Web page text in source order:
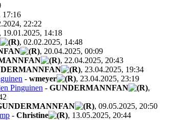
17:16
22:22
, 19.01.2025, 14:18
, 02.02.2025, 14:48
, 20.04.2025, 00:09
, 22.04.2025, 20:43
, 23.04.2025, 19:34
- wmeyer
, 23.04.2025, 23:19
Pinguinen - GUNDERMANNFAN
,
, 09.05.2025, 20:50
- Christine
, 13.05.2025, 20:44